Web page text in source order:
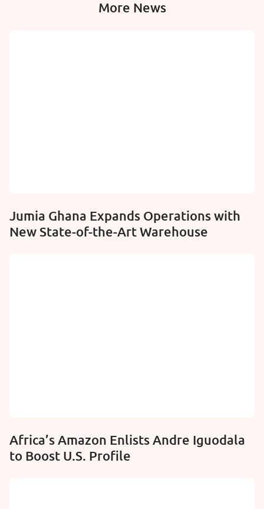
More News
Jumia Ghana Expands Operations with
New State-of-the-Art Warehouse
Africa’s Amazon Enlists Andre Iguodala
to Boost U.S. Profile